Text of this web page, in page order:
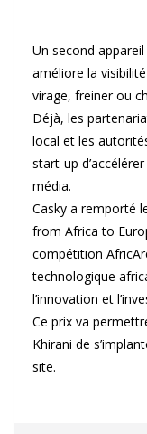
Un second
améliore la
virage, freiner ou
Déjà, les
local et les
start-up
média.
Casky a remporté
from Africa to
compétition
technologique
l’innovation et
Ce prix va
Khirani de
site.